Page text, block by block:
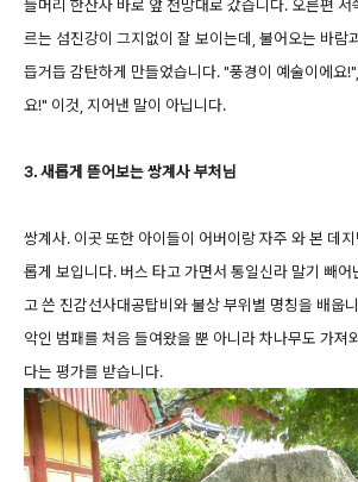
들머리 한산사 바로 앞 전망대로 갔습니다. 오른편 서
르는 섬진강이 그지없이 잘 보이는데, 불어오는 바람
듭거듭 감탄하게 만들었습니다. "풍경이 예술이에요
요!" 이것, 지어낸 말이 아닙니다.
3. 새롭게 뜯어보는 쌍계사 부처님
쌍계사. 이곳 또한 아이들이 어버이랑 자주 와 본 데
롭게 보입니다. 버스 타고 가면서 통일신라 말기 빼어
고 쓴 진감선사대공탑비와 불상 부위별 명칭을 배웁
악인 범패를 처음 들여왔을 뿐 아니라 차나무도 가져
다는 평가를 받습니다.